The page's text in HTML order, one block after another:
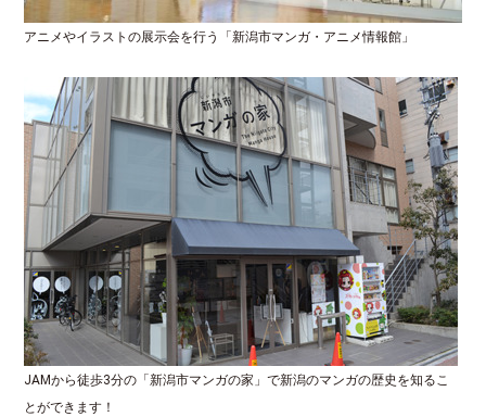
アニメやイラストの展示会を行う「新潟市マンガ・アニメ情報館」
JAMから徒歩3分の「新潟市マンガの家」で新潟のマンガの歴史を知るこ
とができます！